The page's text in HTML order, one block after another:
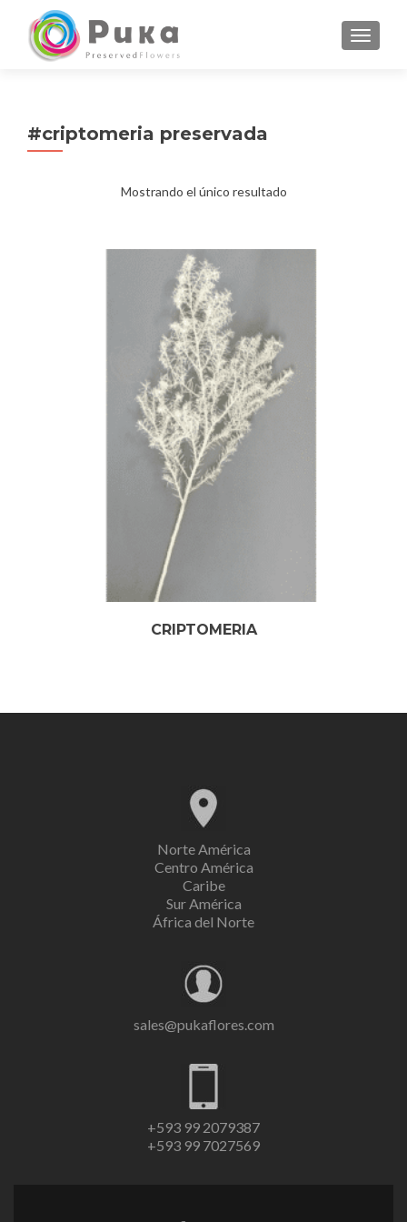
#criptomeria preservada
Mostrando el único resultado
CRIPTOMERIA
Norte América
Centro América
Caribe
Sur América
África del Norte
sales@pukaflores.com
+593 99 2079387
+593 99 7027569